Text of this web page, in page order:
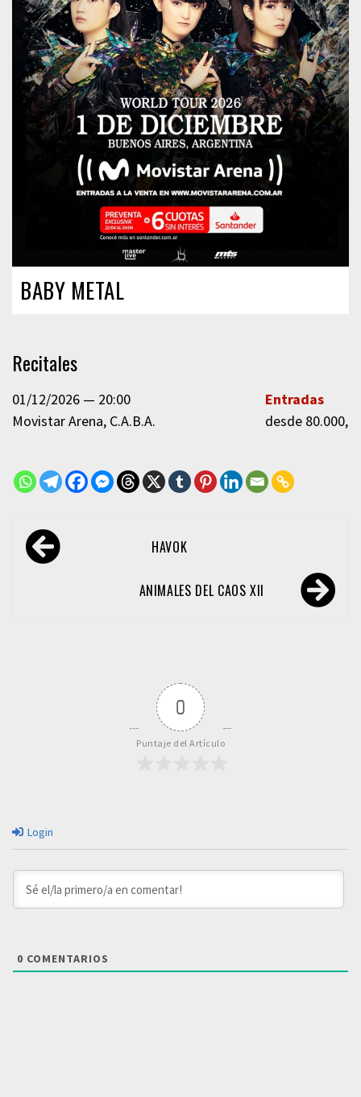
BABY METAL
Recitales
01/12/2026
20:00
Movistar Arena C.A.B.A.
Entradas
desde
Navegación
de HAVOK
ANIMALES DEL CAOS XII
0
Puntaje del Artículo
Login
0 COMENTARIOS